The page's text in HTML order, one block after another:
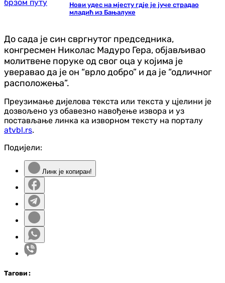
Нови удес на мјесту гдје је јуче страдао
младић из Бањалуке
До сада је син свргнутог председника,
конгресмен Николас Мадуро Гера, објављивао
молитвене поруке од свог оца у којима је
уверавао да је он “врло добро” и да је “одличног
расположења”.
Преузимање дијелова текста или текста у цјелини је
дозвољено уз обавезно навођење извора и уз
постављање линка ка изворном тексту на порталу
atvbl.rs.
Подијели:
Линк је копиран!
Тагови :